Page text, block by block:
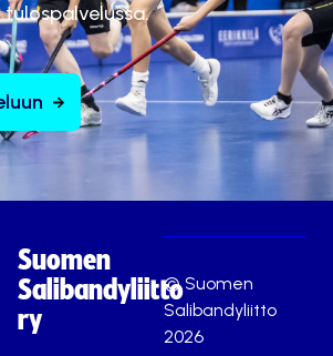
Suomen
Salibandyliitto
ry
© Suomen
Salibandyliitto
2026